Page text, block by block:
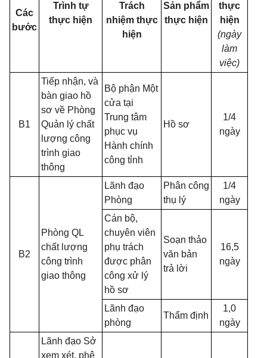
Các
bước
Trình tự
thực hiện
Trách
nhiệm thực
hiện
Sản phẩm
thực hiện
thực
hiện
(ngày
làm
việc)
B1
Tiếp nhận, và
bàn giao hồ
sơ về Phòng
Quản lý chất
lượng công
trình giao
thông
Bộ phận Một
cửa tại
Trung tâm
phục vụ
Hành chính
công tỉnh
Hồ sơ
1/4
ngày
B2
Phòng QL
chất lượng
công trình
giao thông
Lãnh đạo
Phòng
Phân công
thụ lý
1/4
ngày
Cán bộ,
chuyên viên
phụ trách
được phân
công xử lý
hồ sơ
Soạn thảo
văn bản
trả lời
16,5
ngày
Lãnh đạo
phòng
Thẩm định
1,0
ngày
Lãnh đạo Sở
xem xét, phê